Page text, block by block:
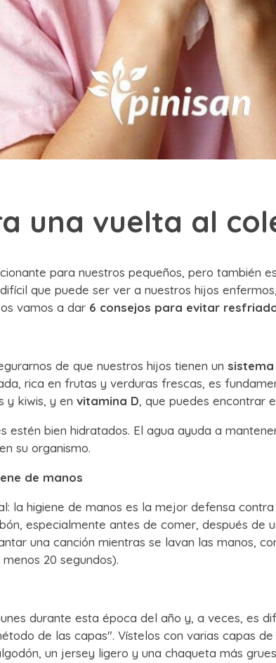
una vuelta al
para nuestros pequeños, pero también
que puede ser ver a nuestros hijos
vamos a dar 6 consejos para evitar
de que nuestros hijos tienen un
rica en frutas y verduras frescas, es
y kiwis, y envitamina D, que puedes encontrar
estén bien hidratados. El agua ayuda a
su organismo.
de manos
la higiene de manos es la mejor defensa
especialmente antes de comer, después de
una canción mientras se lavan las manos,
20 segundos).
durante esta época del año y, a veces, es
de las capas". Vístelos con varias capas
un jersey ligero y una chaqueta más